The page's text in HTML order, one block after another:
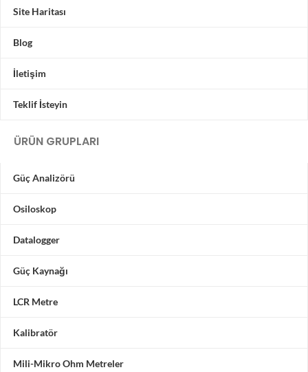
Site Haritası
Blog
İletişim
Teklif İsteyin
ÜRÜN GRUPLARI
Güç Analizörü
Osiloskop
Datalogger
Güç Kaynağı
LCR Metre
Kalibratör
Mili-Mikro Ohm Metreler